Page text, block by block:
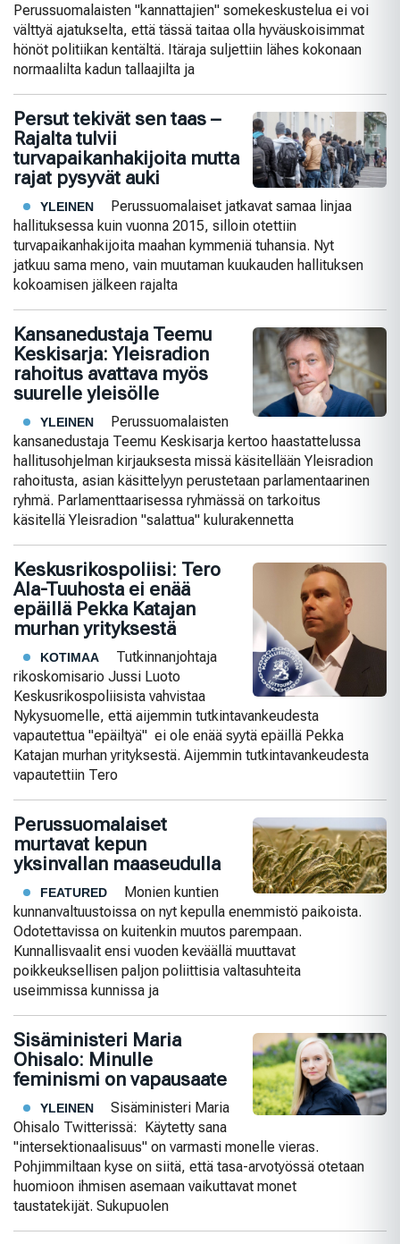
Perussuomalaisten "kannattajien" somekeskustelua ei voi
välttyä ajatukselta, että tässä taitaa olla hyväuskoisimmat
hönöt politiikan kentältä. Itäraja suljettiin lähes kokonaan
normaalilta kadun tallaajilta ja
Persut tekivät sen taas –
Rajalta tulvii
turvapaikanhakijoita mutta
rajat pysyvät auki
YLEINEN
Perussuomalaiset jatkavat samaa linjaa
hallituksessa kuin vuonna 2015, silloin otettiin
turvapaikanhakijoita maahan kymmeniä tuhansia. Nyt
jatkuu sama meno, vain muutaman kuukauden hallituksen
kokoamisen jälkeen rajalta
Kansanedustaja Teemu
Keskisarja: Yleisradion
rahoitus avattava myös
suurelle yleisölle
YLEINEN
Perussuomalaisten
kansanedustaja Teemu Keskisarja kertoo haastattelussa
hallitusohjelman kirjauksesta missä käsitellään Yleisradion
rahoitusta, asian käsittelyyn perustetaan parlamentaarinen
ryhmä. Parlamenttaarisessa ryhmässä on tarkoitus
käsitellä Yleisradion "salattua" kulurakennetta
Keskusrikospoliisi: Tero
Ala-Tuuhosta ei enää
epäillä Pekka Katajan
murhan yrityksestä
KOTIMAA
Tutkinnanjohtaja
rikoskomisario Jussi Luoto
Keskusrikospoliisista vahvistaa
Nykysuomelle, että aijemmin tutkintavankeudesta
vapautettua "epäiltyä" ei ole enää syytä epäillä Pekka
Katajan murhan yrityksestä. Aijemmin tutkintavankeudesta
vapautettiin Tero
Perussuomalaiset
murtavat kepun
yksinvallan maaseudulla
FEATURED
Monien kuntien
kunnanvaltuustoissa on nyt kepulla enemmistö paikoista.
Odotettavissa on kuitenkin muutos parempaan.
Kunnallisvaalit ensi vuoden keväällä muuttavat
poikkeuksellisen paljon poliittisia valtasuhteita
useimmissa kunnissa ja
Sisäministeri Maria
Ohisalo: Minulle
feminismi on vapausaate
YLEINEN
Sisäministeri Maria
Ohisalo Twitterissä: Käytetty sana
"intersektionaalisuus" on varmasti monelle vieras.
Pohjimmiltaan kyse on siitä, että tasa-arvotyössä otetaan
huomioon ihmisen asemaan vaikuttavat monet
taustatekijät. Sukupuolen